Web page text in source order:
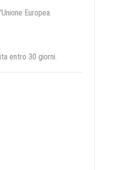
Europea.
entro 30 giorni.